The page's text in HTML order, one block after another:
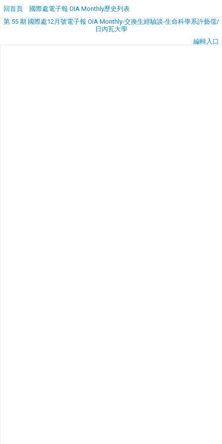
回首頁
國際處電子報 OIA Monthly歷史列表
第 55 期 國際處12月號電子報 OIA Monthly-交換生經驗談-生命科學系許藝儒/
日內瓦大學
編輯入口